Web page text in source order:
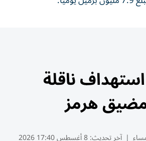
ناقلة
هرمز
| آخر تحديث:8 أغسطس 17:40 2026